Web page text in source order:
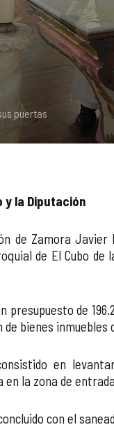
puertas
y la Diputación
de Zamora
de El Cubo
presupuesto de
bienes inmuebles
en
la zona de
con el